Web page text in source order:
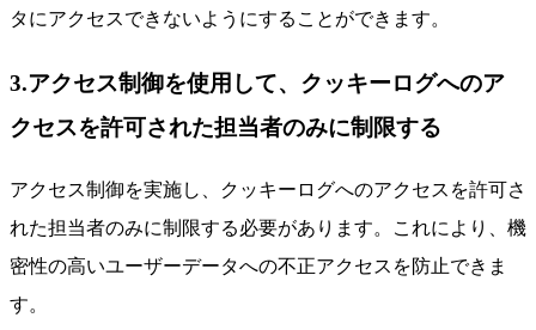
タにアクセスできないようにすることができます。
3.アクセス制御を使用して、クッキーログへのア
クセスを許可された担当者のみに制限する
アクセス制御を実施し、クッキーログへのアクセスを許可さ
れた担当者のみに制限する必要があります。これにより、機
密性の高いユーザーデータへの不正アクセスを防止できま
す。